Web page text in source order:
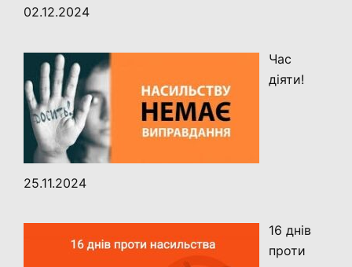
02.12.2024
Час
діяти!
25.11.2024
16 днів
проти